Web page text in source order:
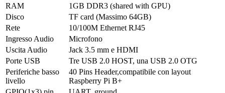
RAM
1GB DDR3 (shared with GPU)
Disco
TF card (Massimo 64GB)
Rete
10/100M Ethernet RJ45
Ingresso Audio
Microfono
Uscita Audio
Jack 3.5 mm e HDMI
Porte USB
Tre USB 2.0 HOST, una USB 2.0 OTG
Periferiche basso
livello
40 Pins Header,compatibile con layout
Raspberry Pi B+